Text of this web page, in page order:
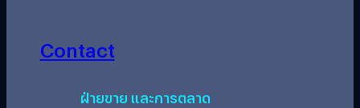
Contact
ฝ่ายขาย และการตลาด